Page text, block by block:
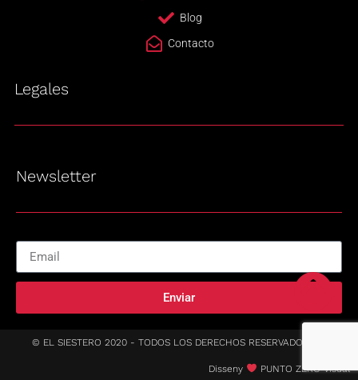
Blog
Contacto
Legales
Newsletter
Enviar
© EL SIESTERO 2020 - TODOS LOS DERECHOS RESERVADOS
Disseny PUNTO ZERO Visual